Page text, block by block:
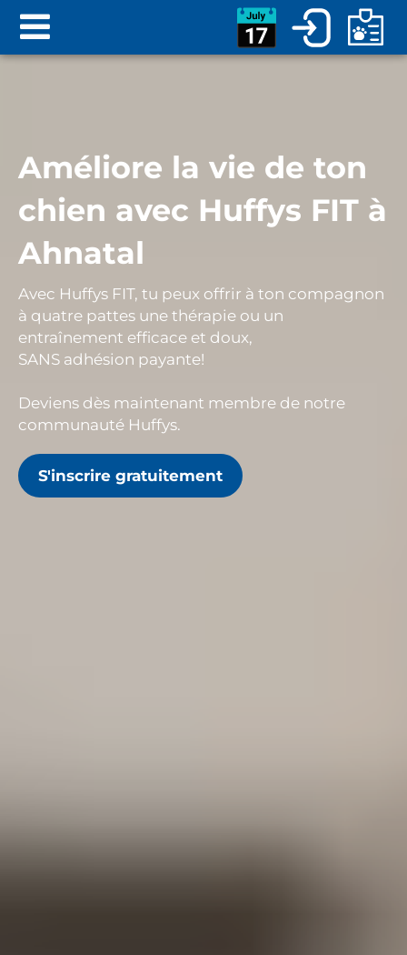
Améliore la vie de ton
chien avec Huffys FIT à
Ahnatal
Avec Huffys FIT, tu peux offrir à ton compagnon
à quatre pattes une thérapie ou un
entraînement efficace et doux,
SANS adhésion payante!
Deviens dès maintenant membre de notre
communauté Huffys.
S'inscrire gratuitement